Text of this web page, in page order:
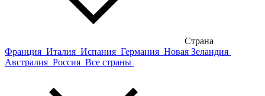
Страна
Франция Италия Испания Германия Новая Зеландия
Австралия Россия Все страны